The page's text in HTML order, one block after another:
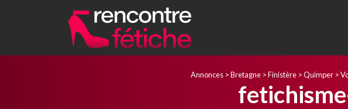
Annonces >Bretagne >Finistère >Quimper >